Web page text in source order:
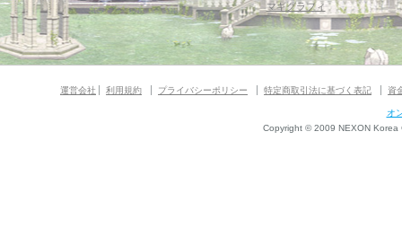
マギグラフィ
運営会社 利用規約 プライバシーポリシー 特定商取引法に基づく表記 資
オ
Copyright © 2009 NEXON Korea